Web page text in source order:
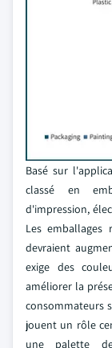
Basé sur
classé en
d'impression,
Les
devraient
exige des
améliorer la
consommateurs
jouent un rôle
une palette